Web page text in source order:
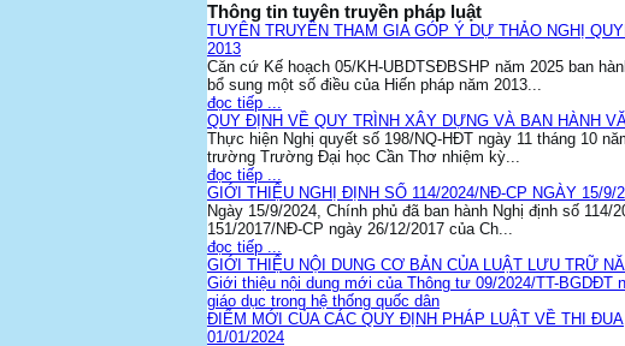
Thông tin tuyên truyền pháp luật
TUYÊN TRUYỀN THAM GIA GÓP Ý DỰ THẢO NGHỊ
2013
Căn cứ Kế hoạch 05/KH-UBDTSĐBSHP năm 2025 ban
bổ sung một số điều của Hiến pháp năm 2013...
đọc tiếp ...
QUY ĐỊNH VỀ QUY TRÌNH XÂY DỰNG VÀ BAN HÀNH
Thực hiện Nghị quyết số 198/NQ-HĐT ngày 11 tháng 10
trường Trường Đại học Cần Thơ nhiệm kỳ...
đọc tiếp ...
GIỚI THIỆU NGHỊ ĐỊNH SỐ 114/2024/NĐ-CP NGÀY 15/9/
Ngày 15/9/2024, Chính phủ đã ban hành Nghị định số
151/2017/NĐ-CP ngày 26/12/2017 của Ch...
đọc tiếp ...
GIỚI THIỆU NỘI DUNG CƠ BẢN CỦA LUẬT LƯU TRỮ
Giới thiệu nội dung mới của Thông tư 09/2024/TT-
giáo dục trong hệ thống quốc dân
ĐIỂM MỚI CỦA CÁC QUY ĐỊNH PHÁP LUẬT VỀ THI
01/01/2024